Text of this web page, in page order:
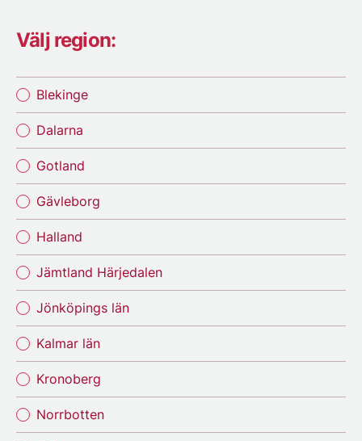
Välj region:
Blekinge
Dalarna
Gotland
Gävleborg
Halland
Jämtland Härjedalen
Jönköpings län
Kalmar län
Kronoberg
Norrbotten